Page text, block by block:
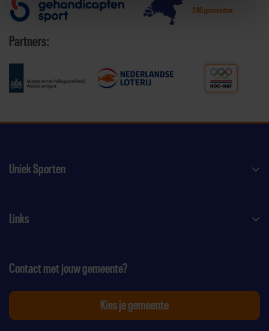
340 gemeenten
Partners:
Uniek Sporten
Links
Contact met jouw gemeente?
Kies je gemeente